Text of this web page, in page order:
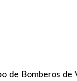
de Bomberos de